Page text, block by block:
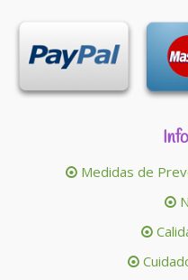
Medidas de